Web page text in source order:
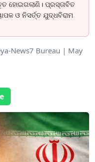
ହୋଇଗଲାଣି। ପ୍ରସ୍ତାବିତ
ଓ ନିସର୍ତ୍ତ ଯୁଦ୍ଧବିରାମ
News7 Bureau | May